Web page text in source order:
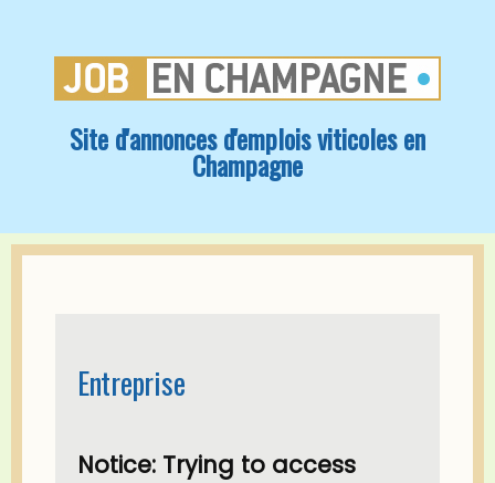
Site d'annonces d'emplois viticoles en
Champagne
Entreprise
Notice: Trying to access